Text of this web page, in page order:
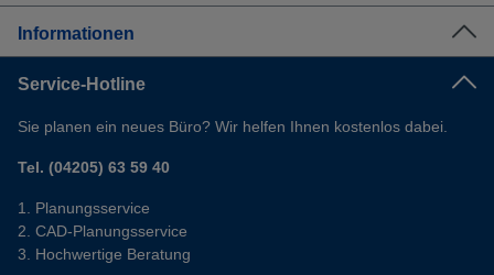
Informationen
Service-Hotline
Sie planen ein neues Büro? Wir helfen Ihnen kostenlos dabei.
Tel. (04205) 63 59 40
Planungsservice
CAD-Planungsservice
Hochwertige Beratung